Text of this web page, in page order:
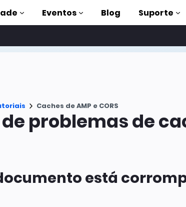
Eventos Blog Suporte
Caches de AMP e CORS
problemas de
está